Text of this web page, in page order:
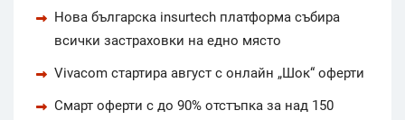
Нова българска insurtech платформа събира
всички застраховки на едно място
Vivacom стартира август с онлайн „Шок“ оферти
Смарт оферти с до 90% отстъпка за над 150